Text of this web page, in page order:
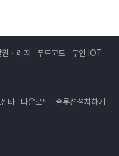
권ᆞ레저 푸드코트
무인 IOT
타 다운로드
솔루션설치하기